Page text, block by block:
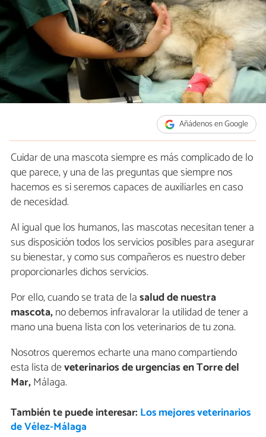
Añádenos en Google
Cuidar de una mascota siempre es más complicado de lo
que parece, y una de las preguntas que siempre nos
hacemos es si seremos capaces de auxiliarles en caso
de necesidad.
Al igual que los humanos, las mascotas necesitan tener a
sus disposición todos los servicios posibles para asegurar
su bienestar, y como sus compañeros es nuestro deber
proporcionarles dichos servicios.
Por ello, cuando se trata de lasalud de nuestra
mascota,no debemos infravalorar la utilidad de tener a
mano una buena lista con los veterinarios de tu zona.
Nosotros queremos echarte una mano compartiendo
esta lista deveterinarios de urgencias en Torre del
Mar,Málaga.
También te puede interesar: Los mejores veterinarios
de Vélez-Málaga